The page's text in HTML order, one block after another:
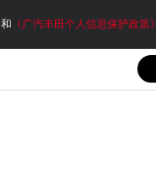
《广汽丰田个人信息保护政策》